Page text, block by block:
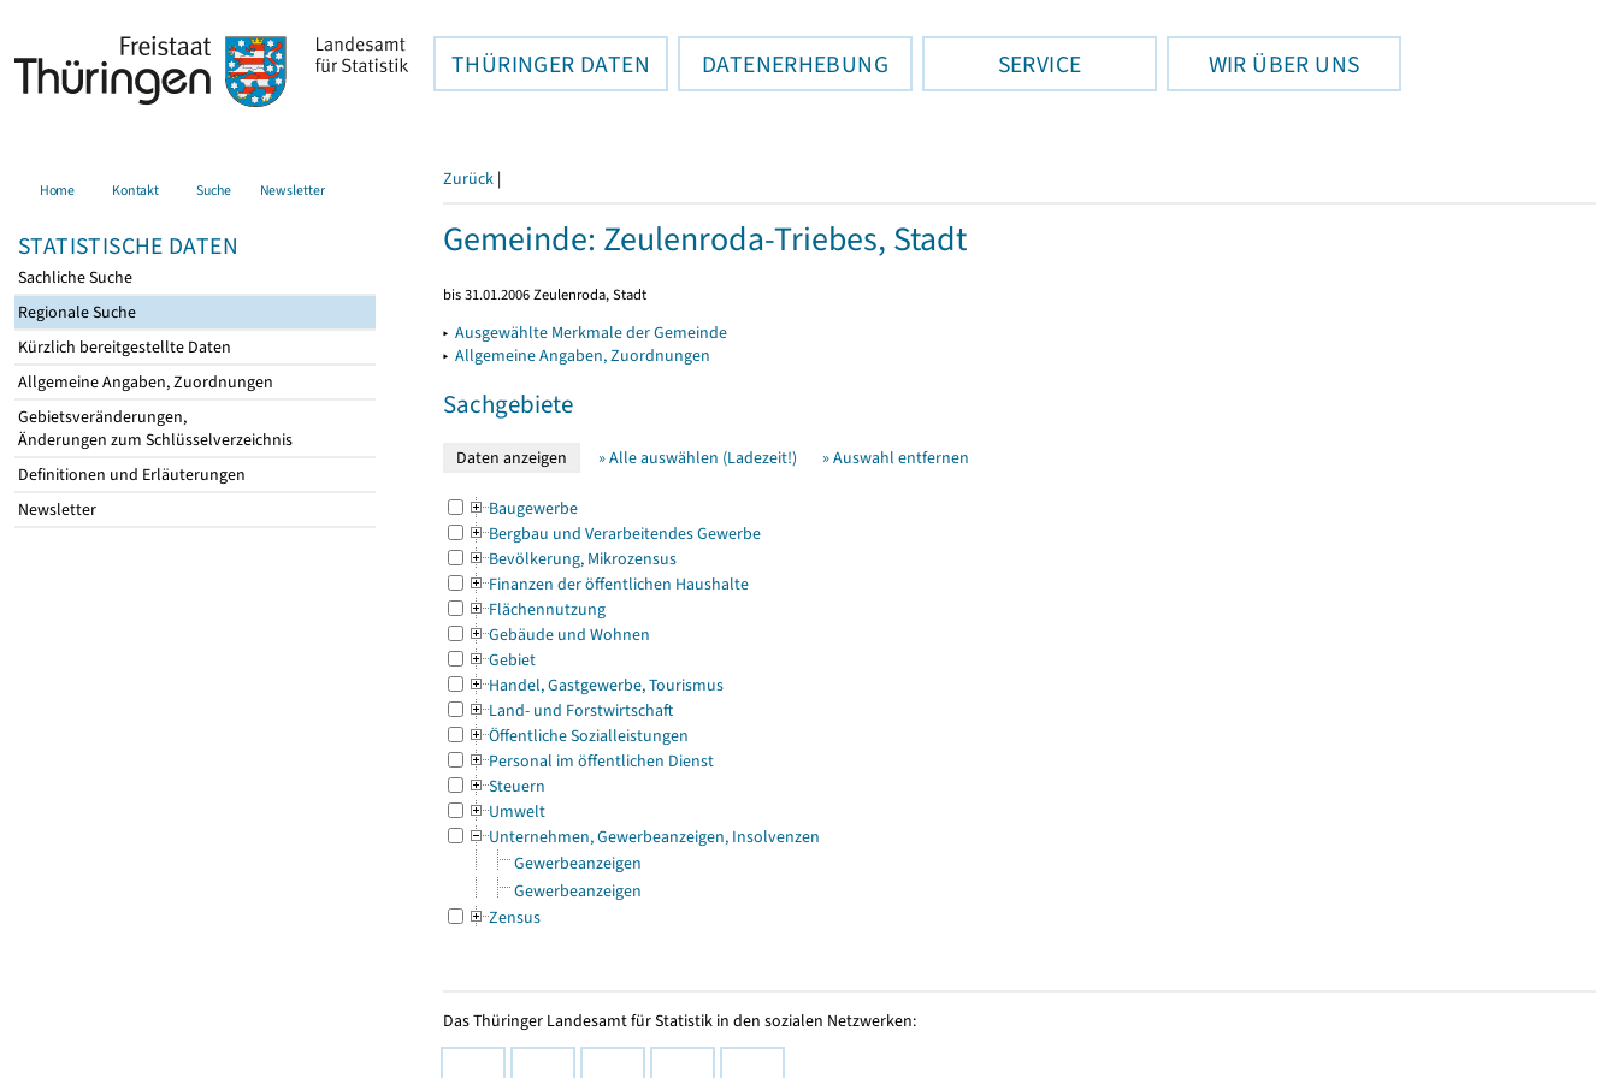
THÜRINGER DATEN DATENERHEBUNG SERVICE WIR ÜBER UNS
Home Kontakt Suche Newsletter
STATISTISCHE DATEN
Sachliche Suche
Regionale Suche
Kürzlich bereitgestellte Daten
Allgemeine Angaben, Zuordnungen
Gebietsveränderungen,
Änderungen zum Schlüsselverzeichnis
Definitionen und Erläuterungen
Newsletter
Zurück |
Gemeinde: Zeulenroda-Triebes, Stadt
bis 31.01.2006 Zeulenroda, Stadt
▸ Ausgewählte Merkmale der Gemeinde
▸ Allgemeine Angaben, Zuordnungen
Sachgebiete
» Alle auswählen (Ladezeit!) » Auswahl entfernen
Baugewerbe
Bergbau und Verarbeitendes Gewerbe
Bevölkerung, Mikrozensus
Finanzen der öffentlichen Haushalte
Flächennutzung
Gebäude und Wohnen
Gebiet
Handel, Gastgewerbe, Tourismus
Land- und Forstwirtschaft
Öffentliche Sozialleistungen
Personal im öffentlichen Dienst
Steuern
Umwelt
Unternehmen, Gewerbeanzeigen, Insolvenzen
Gewerbeanzeigen
Gewerbeanzeigen
Zensus
Das Thüringer Landesamt für Statistik in den sozialen Netzwerken: